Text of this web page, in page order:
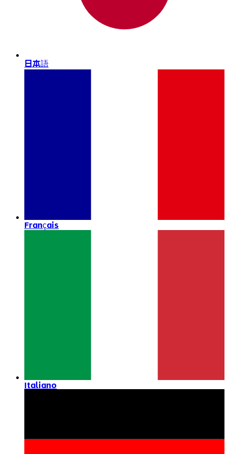
日本語
Français
Italiano